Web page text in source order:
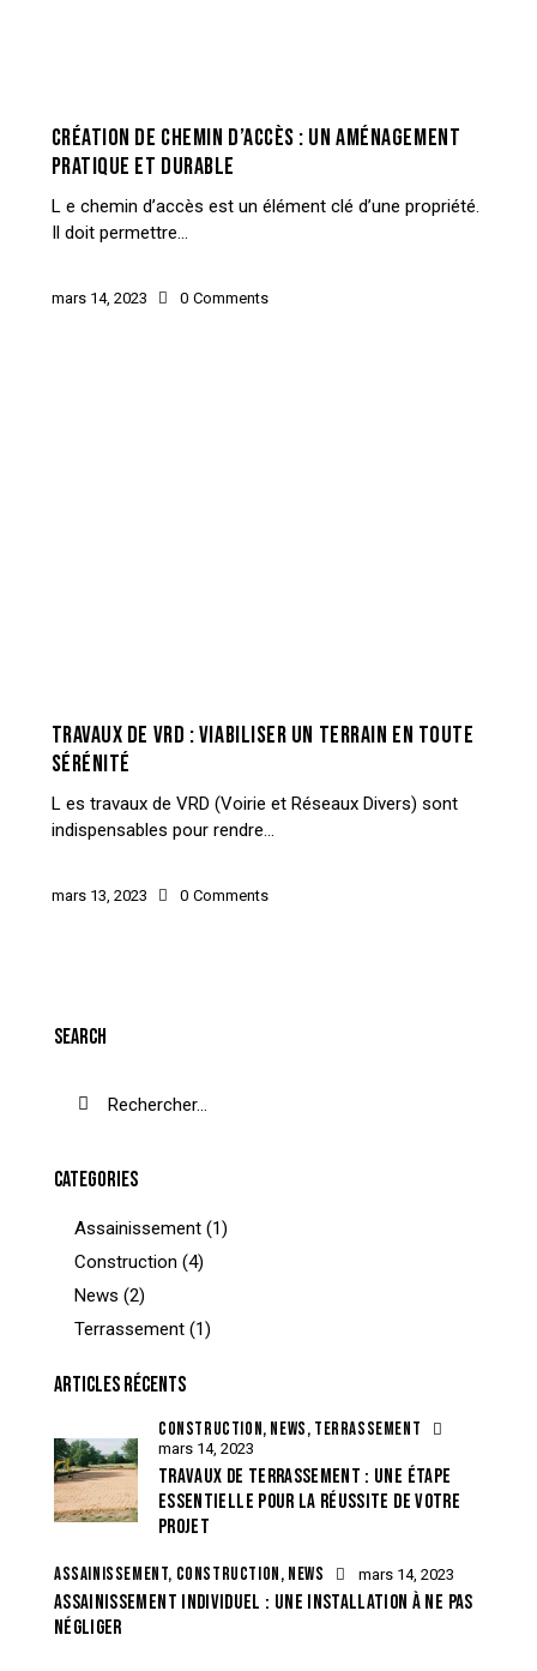
CRÉATION DE CHEMIN D’ACCÈS : UN AMÉNAGEMENT
PRATIQUE ET DURABLE
L e chemin d’accès est un élément clé d’une propriété.
Il doit permettre…
mars 14, 2023 0 Comments
TRAVAUX DE VRD : VIABILISER UN TERRAIN EN TOUTE
SÉRÉNITÉ
L es travaux de VRD (Voirie et Réseaux Divers) sont
indispensables pour rendre…
mars 13, 2023 0 Comments
SEARCH
CATEGORIES
Assainissement (1)
Construction (4)
News (2)
Terrassement (1)
ARTICLES RÉCENTS
CONSTRUCTION, NEWS, TERRASSEMENT
mars 14, 2023
TRAVAUX DE TERRASSEMENT : UNE ÉTAPE
ESSENTIELLE POUR LA RÉUSSITE DE VOTRE
PROJET
ASSAINISSEMENT, CONSTRUCTION, NEWS mars 14, 2023
ASSAINISSEMENT INDIVIDUEL : UNE INSTALLATION À NE PAS
NÉGLIGER